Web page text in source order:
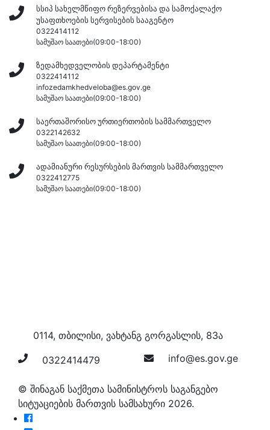
სსიპ სახელმწიფო რეზერვებისა და სამოქალაქო
უსაფთხოების სერვისების სააგენტო
0322414112
სამუშაო საათები(09:00-18:00)
ზედამხედველობის დეპარტამენტი
0322414112
infozedamkhedveloba@es.gov.ge
სამუშაო საათები(09:00-18:00)
საერთაშორისო ურთიერთობის სამმართველო
0322142632
სამუშაო საათები(09:00-18:00)
ადამიანური რესურსების მართვის სამმართველო
0322412775
სამუშაო საათები(09:00-18:00)
0114, თბილისი, ვახტანგ გორგასლის, 83ა
0322414479 info@es.gov.ge
© შინაგან საქმეთა სამინისტროს საგანგებო
სიტუაციების მართვის სამსახური 2026.